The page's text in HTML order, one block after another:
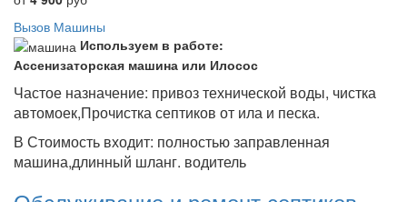
Вызов Машины
Используем в работе:
Ассенизаторская машина или Илосос
Частое назначение: привоз технической воды, чистка
автомоек,Прочистка септиков от ила и песка.
В Стоимость входит: полностью заправленная
машина,длинный шланг. водитель